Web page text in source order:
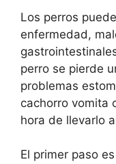
Los perros
enfermedad,
perro se pierde
problemas
cachorro vomita
hora de llevarlo
El primer paso